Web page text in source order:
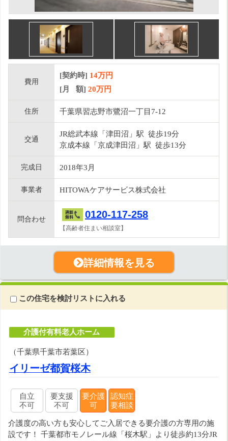
費用
[契約時] 14万円
[月 額] 20万円
住所 千葉県習志野市鷺沼一丁目7-12
交通
JR総武本線「津田沼」駅 徒歩19分
京成本線「京成津田沼」駅 徒歩13分
完成日 2018年3月
事業者 HITOWAケアサービス株式会社
問合わせ 0120-117-258
【高齢者住まい相談室】
詳細情報を見る
この住宅を検討リストに入れる
介護付有料老人ホーム
（千葉県千葉市若葉区）
イリーゼ都賀桜木
自立
不可
要支援
不可
要介護
可
認知症
要相談
介護度の高い方も安心してご入居できる要介護の方専用の施
設です！ 千葉都市モノレール線「桜木駅」より徒歩約13分JR